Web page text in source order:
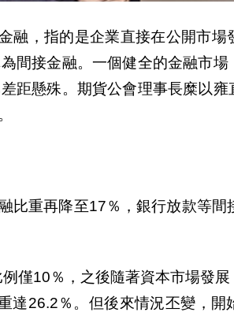
融，指的是企業直接在公開市場
間接金融。一個健全的金融市
距懸殊。期貨公會理事長糜以
比重再降至17％，銀行放款等
僅10％，之後隨著資本市場發
達26.2％。但後來情況丕變，開